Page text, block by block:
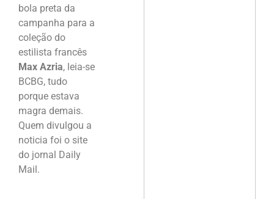
bola preta da
campanha para a
coleção do
estilista francês
Max Azria, leia-se
BCBG, tudo
porque estava
magra demais.
Quem divulgou a
noticia foi o site
do jornal Daily
Mail.